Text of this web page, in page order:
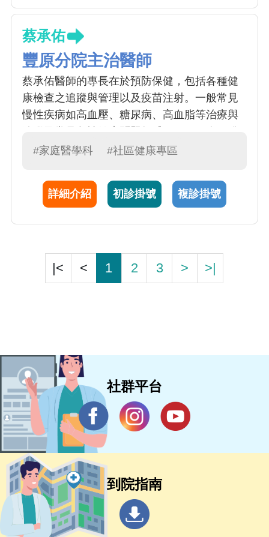
蔡承佑
豐原分院主治醫師
蔡承佑醫師的專長在於預防保健，包括各種健
康檢查之追蹤與管理以及疫苗注射。一般常見
慢性疾病如高血壓、糖尿病、高血脂等治療與
燒等初步處置。另外也針對現代人常見之失
的問題進行評估與治療。
#家庭醫學科 #社區健康專區
詳細介紹 初診掛號 複診掛號
|< < 1 2 3 > >|
社群平台
到院指南